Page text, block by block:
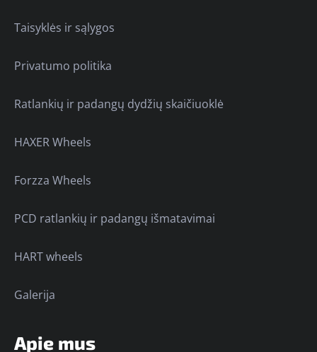
Taisyklės ir sąlygos
Privatumo politika
Ratlankių ir padangų dydžių skaičiuoklė
HAXER Wheels
Forzza Wheels
PCD ratlankių ir padangų išmatavimai
HART wheels
Galerija
Apie mus